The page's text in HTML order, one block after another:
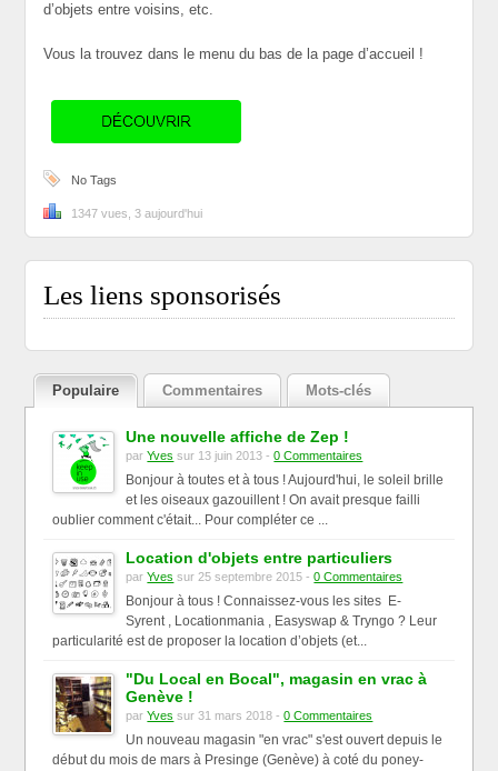
d’objets entre voisins, etc.
Vous la trouvez dans le menu du bas de la page d’accueil !
No Tags
1347 vues, 3 aujourd'hui
Les liens sponsorisés
Populaire Commentaires Mots-clés
Une nouvelle affiche de Zep !
parYves sur 13 juin 2013 -0 Commentaires
Bonjour à toutes et à tous ! Aujourd'hui, le soleil brille
et les oiseaux gazouillent ! On avait presque failli
oublier comment c'était... Pour compléter ce ...
Location d'objets entre particuliers
parYves sur 25 septembre 2015 -0 Commentaires
Bonjour à tous ! Connaissez-vous les sites E-
Syrent , Locationmania , Easyswap & Tryngo ? Leur
particularité est de proposer la location d’objets (et...
"Du Local en Bocal", magasin en vrac à
Genève !
parYves sur 31 mars 2018 -0 Commentaires
Un nouveau magasin "en vrac" s'est ouvert depuis le
début du mois de mars à Presinge (Genève) à coté du poney-